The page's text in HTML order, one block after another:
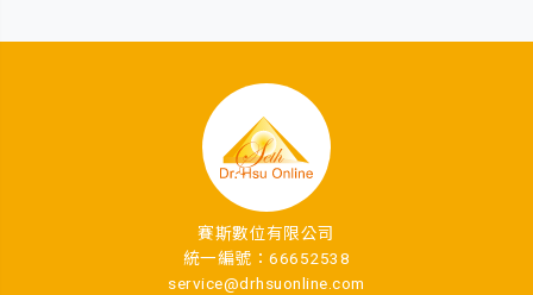
賽斯數位有限公司
統一編號：66652538
service@drhsuonline.com